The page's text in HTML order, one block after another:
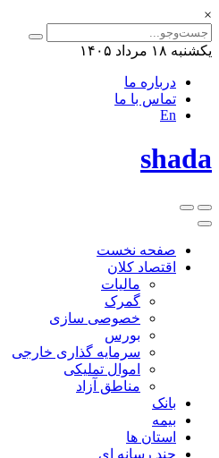
×
یکشنبه ۱۸ مرداد ۱۴۰۵
درباره ما
تماس با ما
En
shada
صفحه نخست
اقتصاد کلان
مالیات
گمرک
خصوصی سازی
بورس
سرمایه گذاری خارجی
اموال تملیکی
مناطق آزاد
بانک
بیمه
استان ها
چند رسانه ای